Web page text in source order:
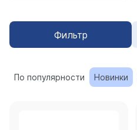
Фильтр
По популярности Новинки